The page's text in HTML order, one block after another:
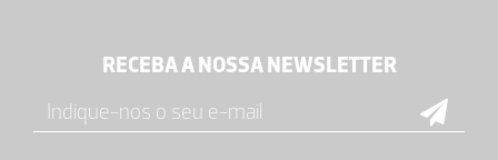
RECEBA A NOSSA NEWSLETTER